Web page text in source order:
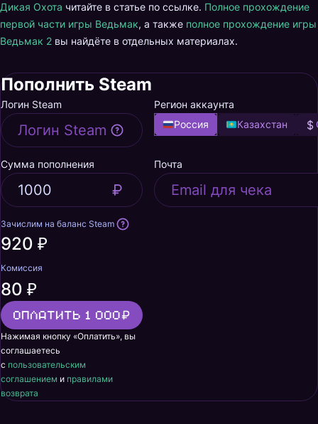
Дикая Охота читайте в статье по ссылке. Полное прохождение
первой части игры Ведьмак, а также полное прохождение игры
Ведьмак 2 вы найдёте в отдельных материалах.
Пополнить Steam
Логин Steam
Регион аккаунта
Россия
Казахстан
Сумма пополнения Почта
Зачислим на баланс Steam
920 ₽
Комиссия
80 ₽
Оплатить 1 000
Нажимая кнопку «Оплатить», вы
соглашаетесь
с пользовательским
соглашением и правилами
возврата